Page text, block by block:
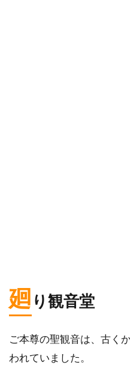
廻 り観音堂
ご本尊の聖観音は、古く
われていました。